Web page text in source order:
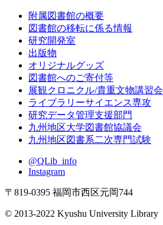
附属図書館の概要
図書館の移転に係る情報
研究開発室
出版物
オリジナルグッズ
図書館へのご寄付等
展観クロニクル/貴重文物講習会
ライブラリーサイエンス専攻
研究データ管理支援部門
九州地区大学図書館協議会
九州地区図書系二次専門試験
@QLib_info
Instagram
〒819-0395 福岡市西区元岡744
© 2013-2022 Kyushu University Library